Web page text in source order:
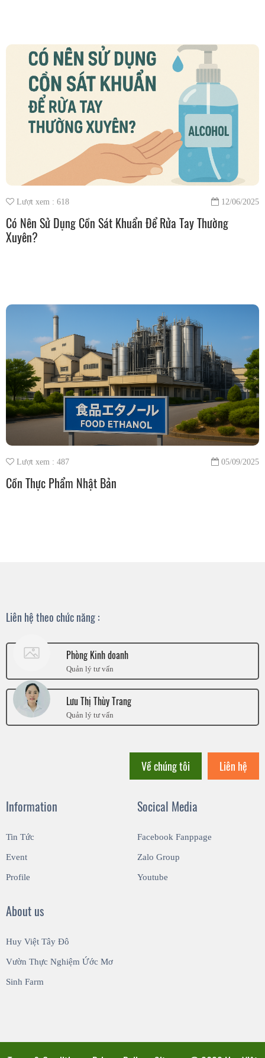
Lượt xem : 618 12/06/2025
Có Nên Sử Dụng Cồn Sát Khuẩn Để Rửa Tay Thường
Xuyên?
Lượt xem : 487 05/09/2025
Cồn Thực Phẩm Nhật Bản
Liên hệ theo chức năng :
Phòng Kinh doanh
Quản lý tư vấn
Lưu Thị Thùy Trang
Quản lý tư vấn
Về chúng tôi Liên hệ
Information
Tin Tức
Event
Profile
Socical Media
Facebook Fanppage
Zalo Group
Youtube
About us
Huy Việt Tây Đô
Vườn Thực Nghiệm Ứớc Mơ
Sinh Farm